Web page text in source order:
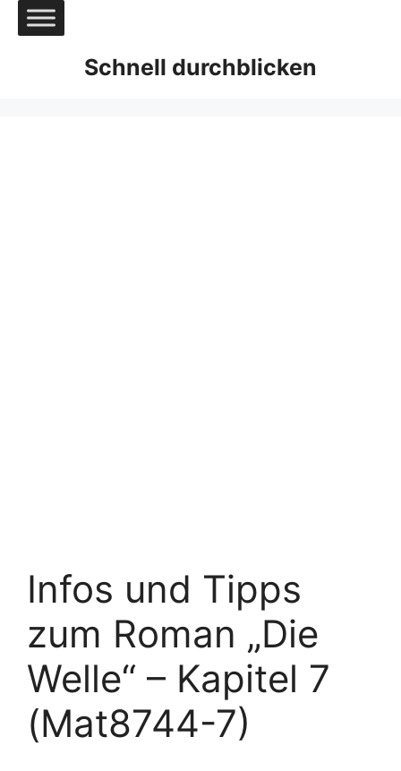
Zum
Inhalt
Schnell durchblicken
Infos und Tipps
zum Roman „Die
Welle“ – Kapitel 7
(Mat8744-7)